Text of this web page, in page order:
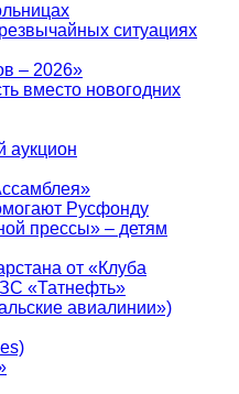
ситуациях
– 2026»
вместо новогодних
аукцион
Русфонду
прессы» – детям
от «Клуба
«Татнефть»
авиалинии»)